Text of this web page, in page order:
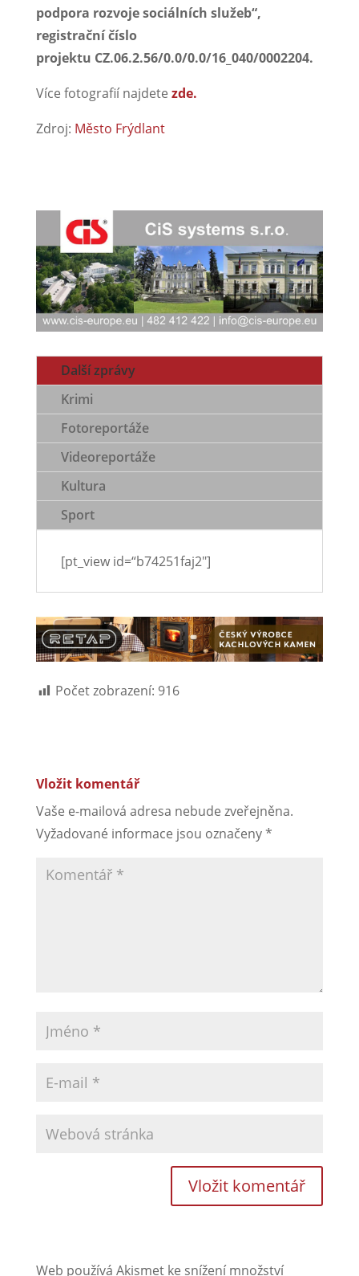
podpora rozvoje sociálních služeb“,
registrační číslo
projektu CZ.06.2.56/0.0/0.0/16_040/0002204.
Více fotografií najdete zde.
Zdroj: Město Frýdlant
Další zprávy
Krimi
Fotoreportáže
Videoreportáže
Kultura
Sport
[pt_view id=“b74251faj2″]
Počet zobrazení: 916
Vložit komentář
Vaše e-mailová adresa nebude zveřejněna.
Vyžadované informace jsou označeny*
Web používá Akismet ke snížení množství